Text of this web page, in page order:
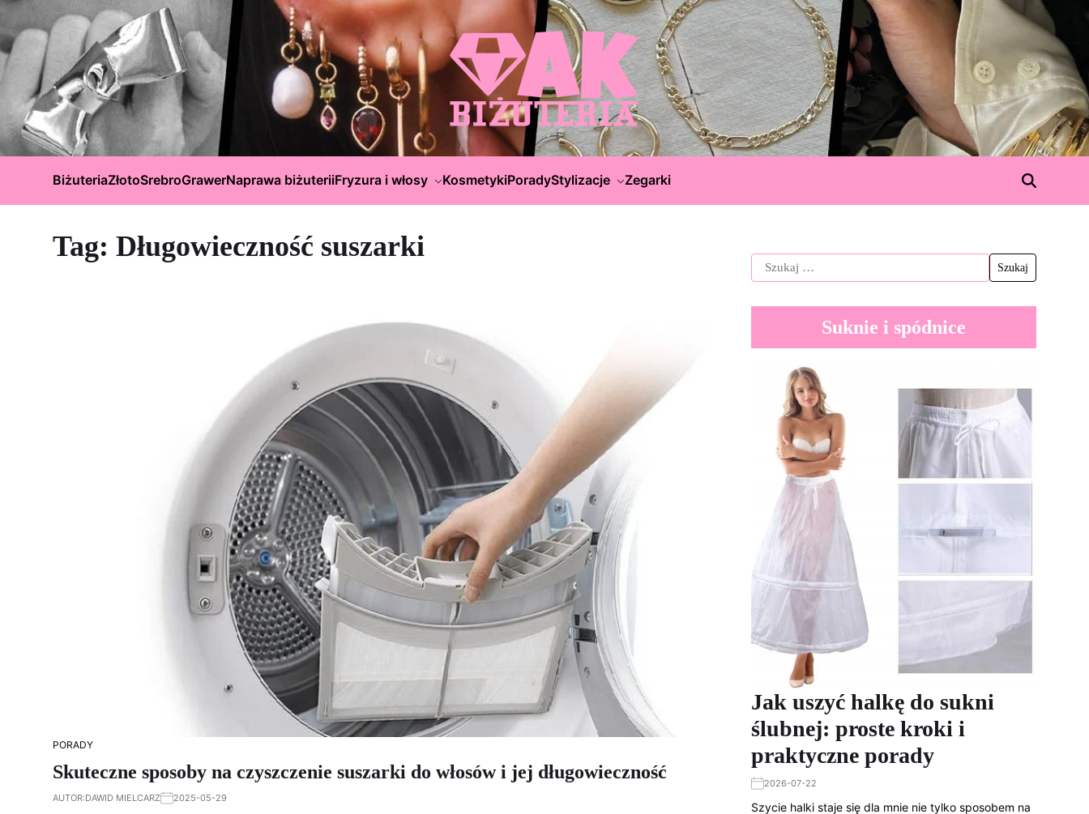
BiżuteriaZłotoSrebroGrawerNaprawa biżuteriiFryzura i włosy KosmetykiPoradyStylizacje Zegarki
Tag: Długowieczność suszarki
PORADY
Skuteczne sposoby na czyszczenie suszarki do włosów i jej długowieczność
AUTOR:DAWID MIELCARZ 2025-05-29
Suknie i spódnice
Jak uszyć halkę do sukni
ślubnej: proste kroki i
praktyczne porady
2026-07-22
Szycie halki staje się dla mnie nie tylko sposobem na